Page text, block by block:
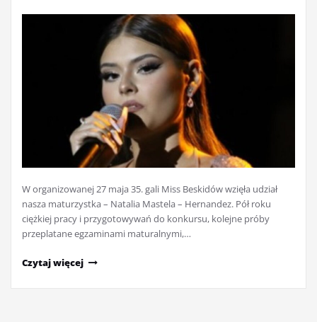
W organizowanej 27 maja 35. gali Miss Beskidów wzięła udział
nasza maturzystka – Natalia Mastela – Hernandez. Pół roku
ciężkiej pracy i przygotowywań do konkursu, kolejne próby
przeplatane egzaminami maturalnymi,…
Czytaj więcej